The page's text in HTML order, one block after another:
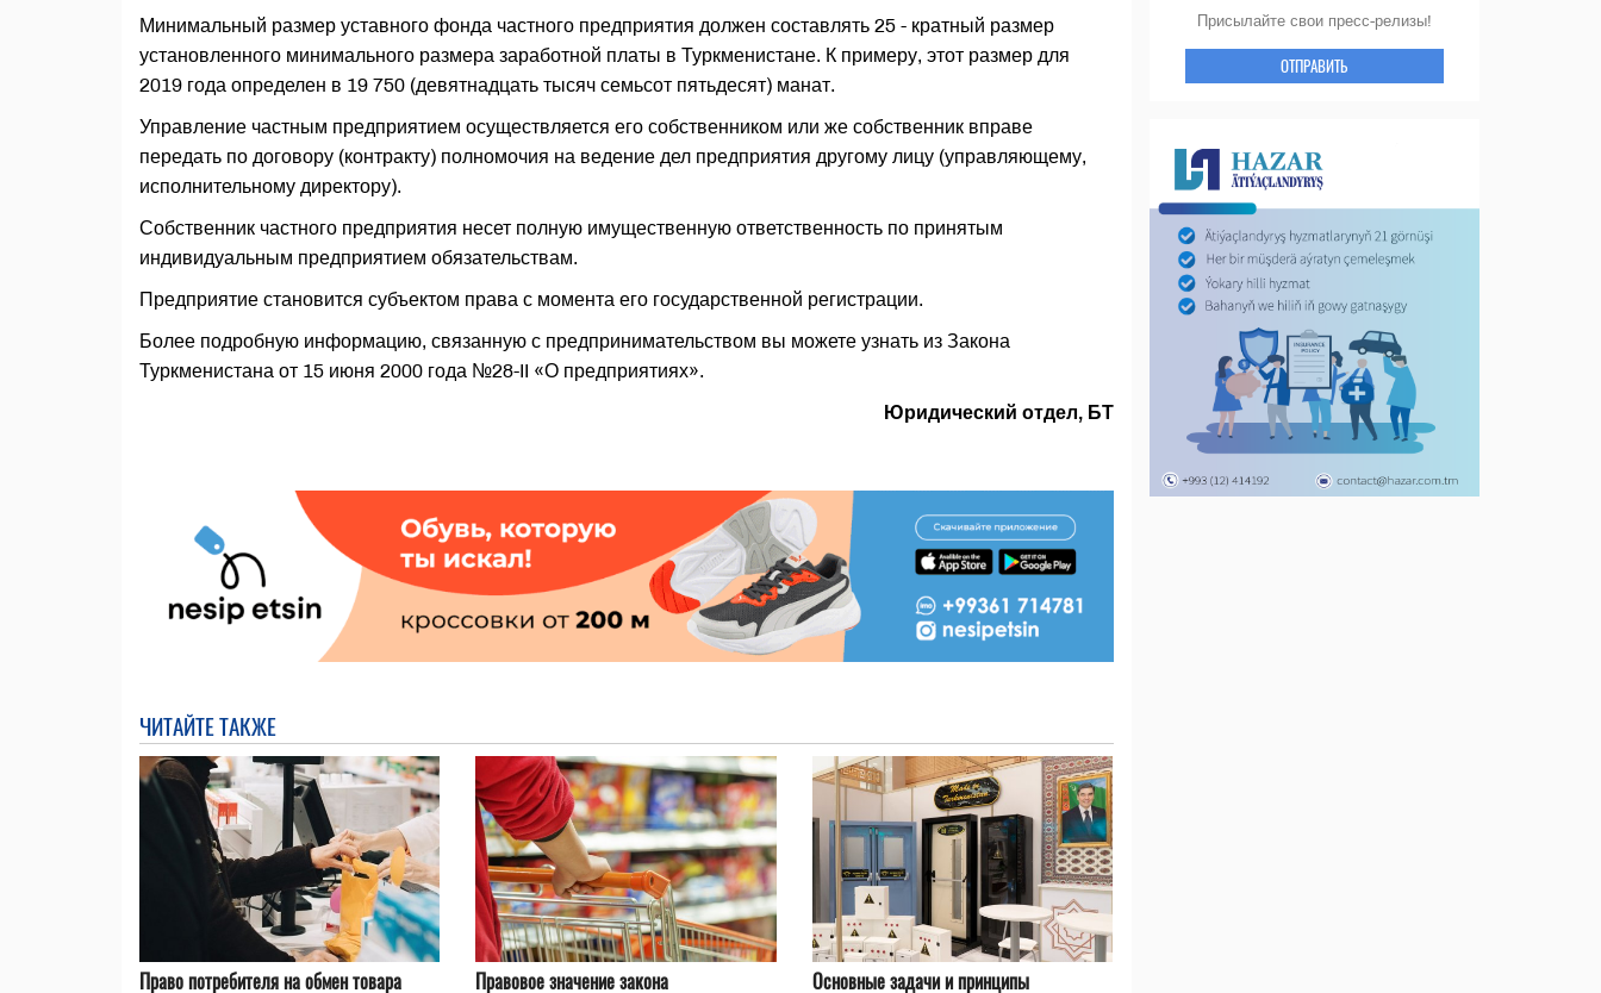
Минимальный размер уставного фонда частного предприятия должен составлять 25 - кратный размер
установленного минимального размера заработной платы в Туркменистане. К примеру, этот размер для
2019 года определен в 19 750 (девятнадцать тысяч семьсот пятьдесят) манат.
Управление частным предприятием осуществляется его собственником или же собственник вправе
передать по договору (контракту) полномочия на ведение дел предприятия другому лицу (управляющему,
исполнительному директору).
Собственник частного предприятия несет полную имущественную ответственность по принятым
индивидуальным предприятием обязательствам.
Предприятие становится субъектом права с момента его государственной регистрации.
Более подробную информацию, связанную с предпринимательством вы можете узнать из Закона
Туркменистана от 15 июня 2000 года №28-II «О предприятиях».
Юридический отдел, БТ
ЧИТАЙТЕ ТАКЖЕ
Право потребителя на обмен товара Правовое значение закона Основные задачи и принципы
Присылайте свои пресс-релизы!
ОТПРАВИТЬ